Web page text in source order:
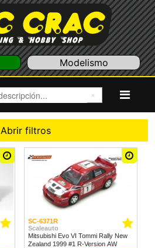
Modelismo
Abrir filtros
SC-6371R
Scaleauto
Mitsubishi Evo VI Tommi Rally New
Zealand 1999 #1 R-Version AW